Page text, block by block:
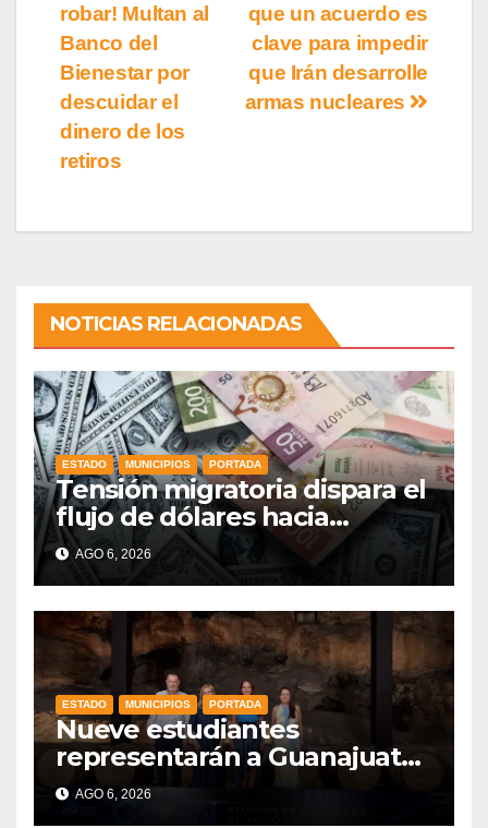
que un acuerdo es
clave para impedir
que Irán desarrolle
armas nucleares
robar! Multan al
Banco del
Bienestar por
descuidar el
dinero de los
retiros
NOTICIAS RELACIONADAS
ESTADO MUNICIPIOS PORTADA
Tensión migratoria dispara el
flujo de dólares hacia
municipios de Guanajuato
AGO 6, 2026
ESTADO MUNICIPIOS PORTADA
Nueve estudiantes
representarán a Guanajuato
en la Olimpiada Mexicana de
Matemáticas 2026
AGO 6, 2026